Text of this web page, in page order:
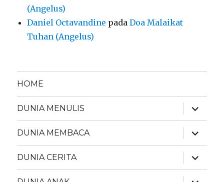
(Angelus)
Daniel Octavandine padaDoa Malaikat
Tuhan (Angelus)
HOME
DUNIA MENULIS
expand
child
menu
DUNIA MEMBACA
expand
child
menu
DUNIA CERITA
expand
child
menu
expand